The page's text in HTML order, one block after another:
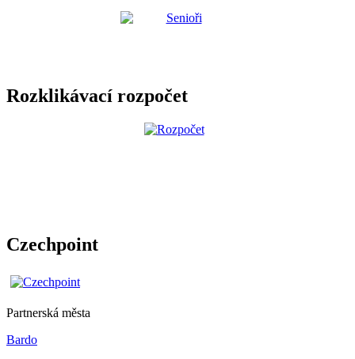
Rozklikávací rozpočet
Czechpoint
Partnerská města
Bardo